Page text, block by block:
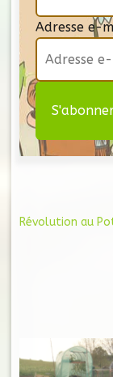
Adresse e-
Révolution au